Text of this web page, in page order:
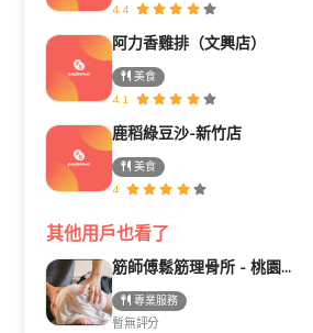
4.4
阿力香雞排（文興店）
美食
4.1
鹿稻綠豆沙-新竹店
美食
4
其他用戶也看了
筋師傅鬆筋理骨所 - 桃園整復/推拿/民俗療法/整骨
專業服務
暫無評分